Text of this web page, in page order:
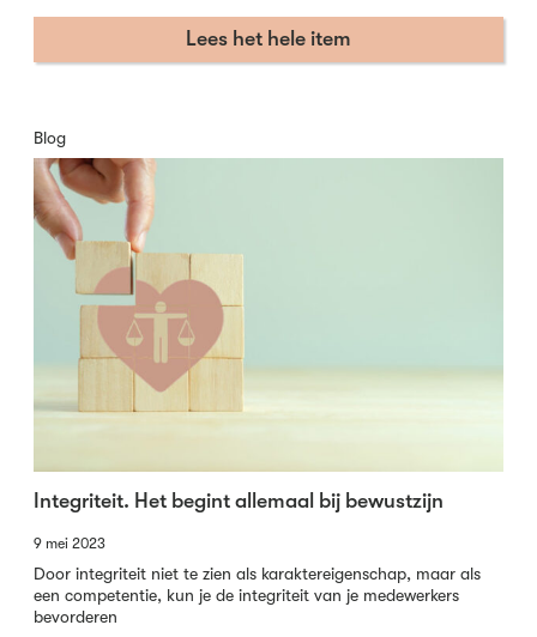
Lees het hele item
Blog
Integriteit. Het begint allemaal bij bewustzijn
9 mei 2023
Door integriteit niet te zien als karaktereigenschap, maar als
een competentie, kun je de integriteit van je medewerkers
bevorderen